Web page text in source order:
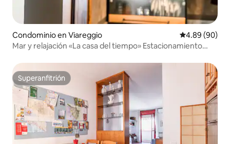
Condominio en Viareggio Calificación
4.89 (90)
Mar y relajación «La casa del tiempo» Estacionamiento
Superanfitrión
Superanfitrión